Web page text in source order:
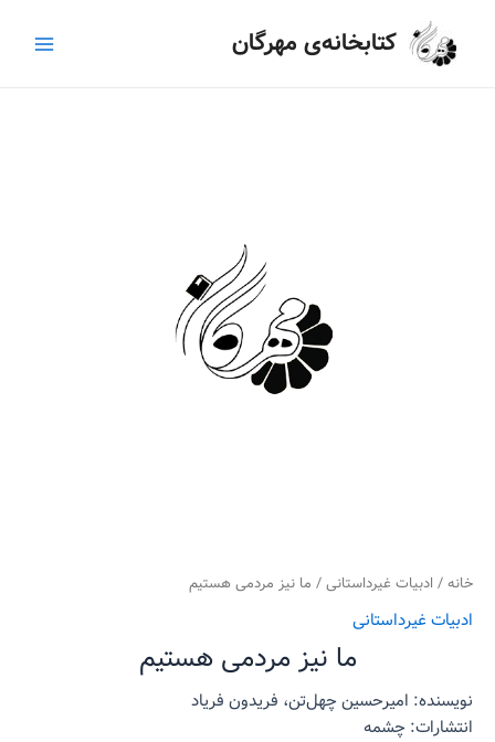
کتابخانه‌ی مهرگان
Menu
خانه/ ادبیات غیرداستانی/ ما نیز مردمی هستیم
ادبیات غیرداستانی
ما نیز مردمی هستیم
نویسنده: امیرحسین چهل‌تن، فریدون فریاد
انتشارات: چشمه